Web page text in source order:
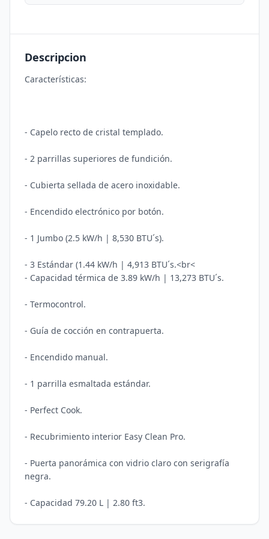
Descripcion
Características:
- Capelo recto de cristal templado.
- 2 parrillas superiores de fundición.
- Cubierta sellada de acero inoxidable.
- Encendido electrónico por botón.
- 1 Jumbo (2.5 kW/h | 8,530 BTU´s).
- 3 Estándar (1.44 kW/h | 4,913 BTU´s.<br<
- Capacidad térmica de 3.89 kW/h | 13,273 BTU´s.
- Termocontrol.
- Guía de cocción en contrapuerta.
- Encendido manual.
- 1 parrilla esmaltada estándar.
- Perfect Cook.
- Recubrimiento interior Easy Clean Pro.
- Puerta panorámica con vidrio claro con serigrafía
negra.